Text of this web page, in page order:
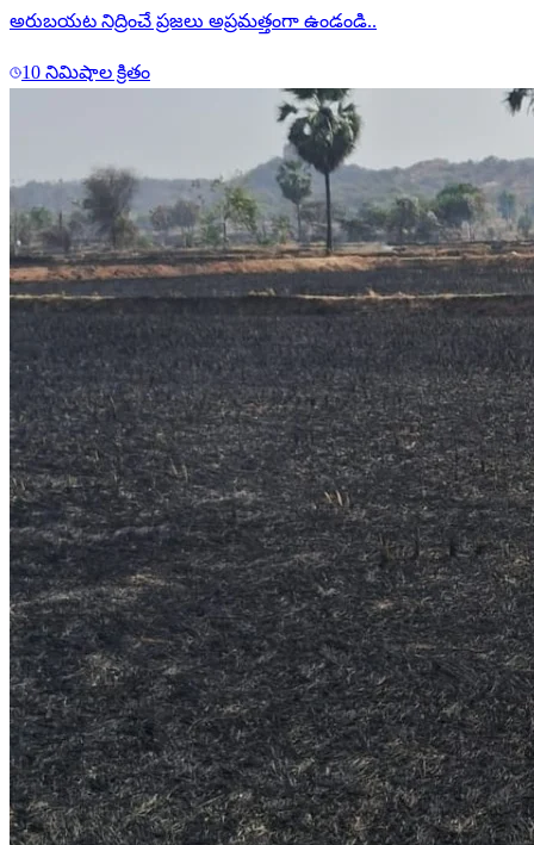
అరుబయట నిద్రించే ప్రజలు అప్రమత్తంగా ఉండండి..
10 నిమిషాల క్రితం